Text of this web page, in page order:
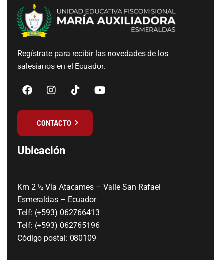
Regístrate para recibir las novedades de los
salesianos en el Ecuador.
CONTACTO
Ubicación
Km 2 ½ Vía Atacames – Valle San Rafael
Esmeraldas – Ecuador
Telf: (+593) 062766413
Telf: (+593) 062765196
Código postal: 080109